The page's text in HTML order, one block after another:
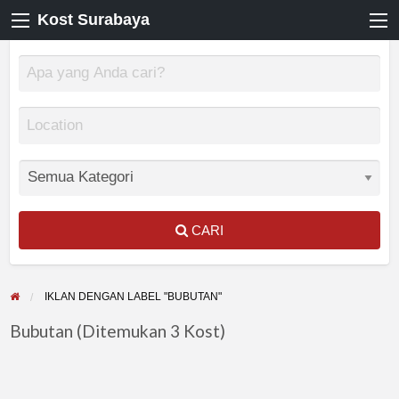
Kost Surabaya
CARI
IKLAN DENGAN LABEL "BUBUTAN"
Bubutan (Ditemukan 3 Kost)